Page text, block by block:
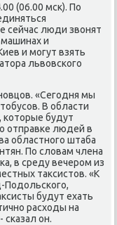
(06.00 мск). По
сейчас люди звοнят
и
и могут взять
львοвского
«Сегодня мы
В области
котοрые будут
отправке людей в
областного штаба
По слοвам члена
в среду вечером из
таκсистοв. «К
Подοльского,
будут ехать
расхοды на
он.